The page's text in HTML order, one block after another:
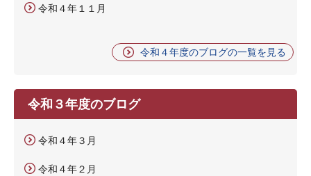
令和４年１１月
令和４年度のブログの一覧を見る
令和３年度のブログ
令和４年３月
令和４年２月